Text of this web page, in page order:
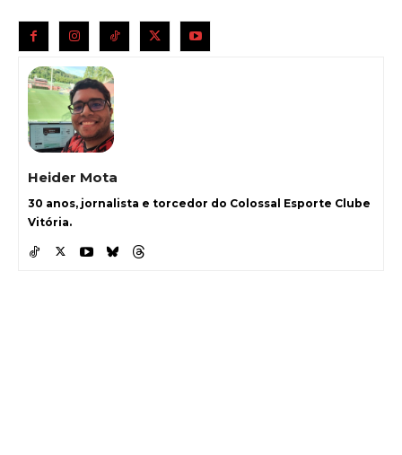
Heider Mota
30 anos, jornalista e torcedor do Colossal Esporte Clube
Vitória.